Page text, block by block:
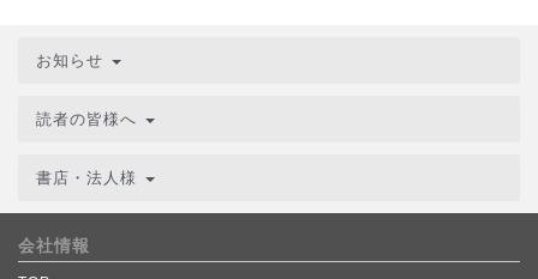
お知らせ
読者の皆様へ
書店・法人様
会社情報